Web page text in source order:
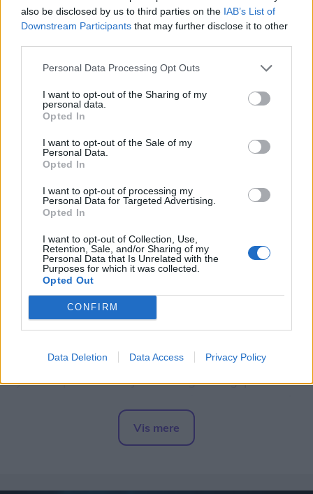
also be disclosed by us to third parties on the IAB’s List of
Downstream Participants that may further disclose it to other
Personal Data Processing Opt Outs
I want to opt-out of the Sharing of my
personal data.
Opted In
I want to opt-out of the Sale of my
Personal Data.
Opted In
I want to opt-out of processing my
Personal Data for Targeted Advertising.
Opted In
I want to opt-out of Collection, Use,
Retention, Sale, and/or Sharing of my
Personal Data that Is Unrelated with the
Purposes for which it was collected.
Opted Out
CONFIRM
Data Deletion Data Access Privacy Policy
Aktuelt
Nu lukker genbrugsplads: Her skal du
Emilie Nesheim Shaw
Følg os på Discover
07. august 2026 kl. 06.01
Opdateret kl. 11.23
AALBORG: Skal du på genbrugsplads, er det en
hjemmefra.
Fra mandag 10. august til fredag 21. august
holder genbrugspladsen på Over Kæret i Aalborg
lukket på grund af asfaltarbejde.
Lukningen skyldes, at Aalborg Kommune lægger
ny asfalt på hovedvejen ind til genbrugspladsen
krydset ved Th. Sauers Vej.
Vis mere